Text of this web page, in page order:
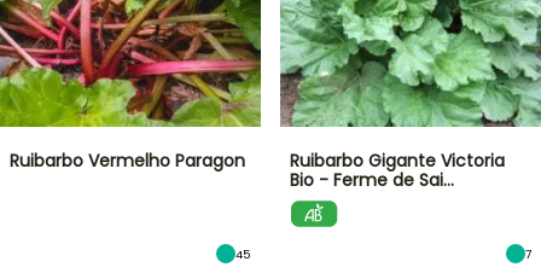
Ruibarbo Vermelho Paragon
45
Ruibarbo Gigante Victoria
Bio - Ferme de Sai…
7